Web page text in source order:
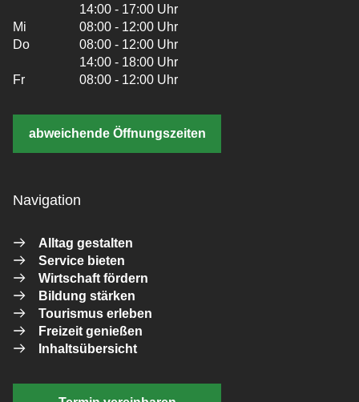
14:00 - 17:00 Uhr
Mi
08:00 - 12:00 Uhr
Do
08:00 - 12:00 Uhr
14:00 - 18:00 Uhr
Fr
08:00 - 12:00 Uhr
abweichende Öffnungszeiten
Navigation
Alltag gestalten
Service bieten
Wirtschaft fördern
Bildung stärken
Tourismus erleben
Freizeit genießen
Inhaltsübersicht